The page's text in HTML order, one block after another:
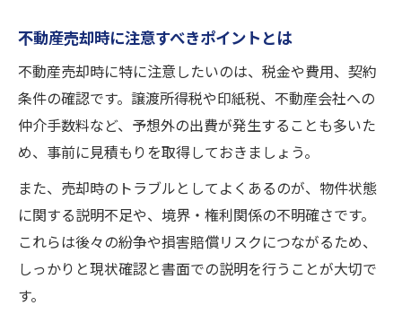
不動産売却時に注意すべきポイントとは
不動産売却時に特に注意したいのは、税金や費用、契約
条件の確認です。譲渡所得税や印紙税、不動産会社への
仲介手数料など、予想外の出費が発生することも多いた
め、事前に見積もりを取得しておきましょう。
また、売却時のトラブルとしてよくあるのが、物件状態
に関する説明不足や、境界・権利関係の不明確さです。
これらは後々の紛争や損害賠償リスクにつながるため、
しっかりと現状確認と書面での説明を行うことが大切で
す。